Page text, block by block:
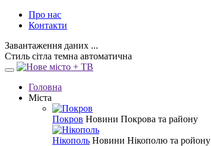
Про нас
Контакти
Завантаження даних ...
Стиль сітла темна автоматична
Головна
Міста
Покров Новини Покрова та району
Нікополь Новини Нікополю та ройону